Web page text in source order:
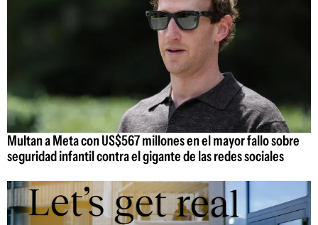
Multan a Meta con US$567 millones en el mayor fallo sobre
seguridad infantil contra el gigante de las redes sociales